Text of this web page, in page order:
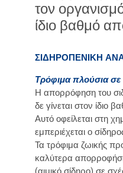
τον
ίδιο βαθμό
ΣΙΔΗΡΟΠΕΝΙΚΗ
Τρόφιμα πλούσια σε
Η απορρόφηση του
δε γίνεται στον ίδιο
Αυτό οφείλεται στη
εμπεριέχεται ο
Τα τρόφιμα ζωικής
καλύτερα